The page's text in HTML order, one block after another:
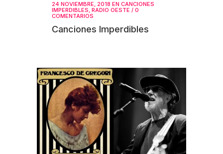
24 NOVIEMBRE, 2018 EN CANCIONES
IMPERDIBLES, RADIO OESTE / 0
COMENTARIOS
Canciones Imperdibles